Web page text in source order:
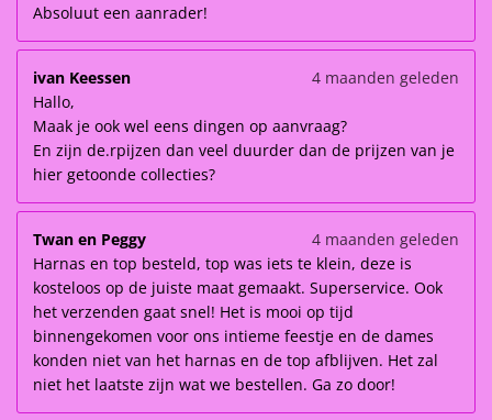
Absoluut een aanrader!
ivan Keessen
4 maanden geleden
Hallo,
Maak je ook wel eens dingen op aanvraag?
En zijn de.rpijzen dan veel duurder dan de prijzen van je
hier getoonde collecties?
Twan en Peggy
4 maanden geleden
Harnas en top besteld, top was iets te klein, deze is
kosteloos op de juiste maat gemaakt. Superservice. Ook
het verzenden gaat snel! Het is mooi op tijd
binnengekomen voor ons intieme feestje en de dames
konden niet van het harnas en de top afblijven. Het zal
niet het laatste zijn wat we bestellen. Ga zo door!